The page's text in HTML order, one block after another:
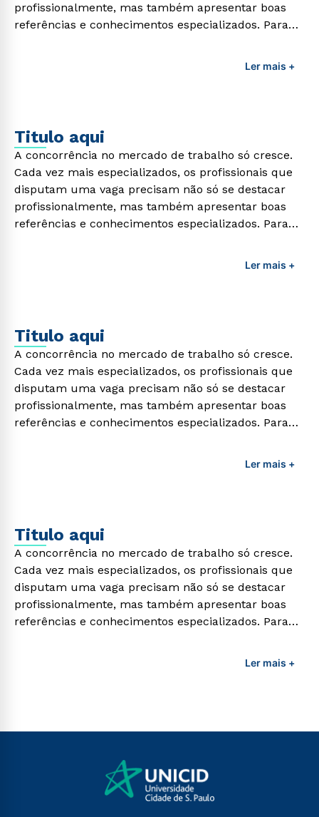
profissionalmente, mas também apresentar boas
referências e conhecimentos especializados. Para
profissionais da área é preciso garantir uma
Ler mais +
Titulo aqui
A concorrência no mercado de trabalho só cresce.
Cada vez mais especializados, os profissionais que
disputam uma vaga precisam não só se destacar
profissionalmente, mas também apresentar boas
referências e conhecimentos especializados. Para
profissionais da área é preciso garantir uma
Ler mais +
Titulo aqui
A concorrência no mercado de trabalho só cresce.
Cada vez mais especializados, os profissionais que
disputam uma vaga precisam não só se destacar
profissionalmente, mas também apresentar boas
referências e conhecimentos especializados. Para
profissionais da área é preciso garantir uma
Ler mais +
Titulo aqui
A concorrência no mercado de trabalho só cresce.
Cada vez mais especializados, os profissionais que
disputam uma vaga precisam não só se destacar
profissionalmente, mas também apresentar boas
referências e conhecimentos especializados. Para
profissionais da área é preciso garantir uma
Ler mais +